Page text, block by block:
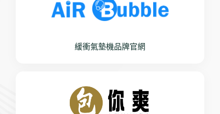
緩衝氣墊機品牌官網